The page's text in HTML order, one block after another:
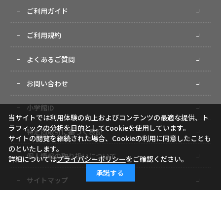
ご利用ガイド
ご利用規約
よくあるご質問
お問い合わせ
小学館ID
特定商取引に基づく表記
個人情報の取り扱いについて
サイトマップ
当サイトでは利用体験の向上およびコンテンツの最適な提供、ト
ラフィックの分析を目的としてCookieを使用しています。
サイトの閲覧を継続された場合、Cookieの利用に同意したことも
のといたします。
詳細についてはプライバシーポリシーをご確認ください。
承諾する